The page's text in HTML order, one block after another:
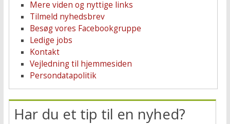
Mere viden og nyttige links
Tilmeld nyhedsbrev
Besøg vores Facebookgruppe
Ledige jobs
Kontakt
Vejledning til hjemmesiden
Persondatapolitik
Har du et tip til en nyhed?